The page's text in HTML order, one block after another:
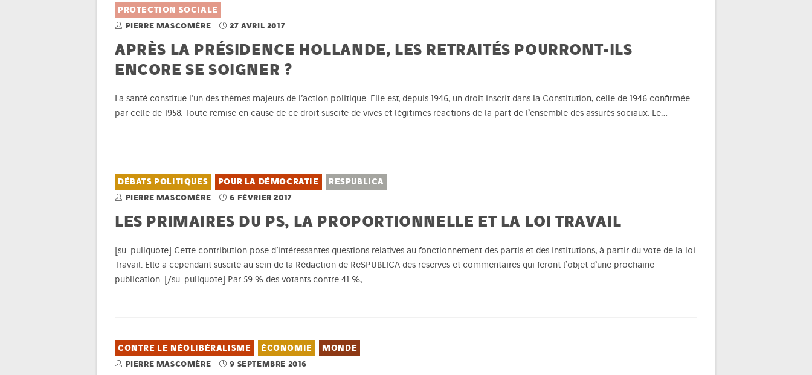
PROTECTION SOCIALE
PIERRE MASCOMÈRE 27 AVRIL 2017
APRÈS LA PRÉSIDENCE HOLLANDE, LES RETRAITÉS POURRONT-ILS
ENCORE SE SOIGNER ?
La santé constitue l’un des thèmes majeurs de l’action politique. Elle est, depuis 1946, un droit inscrit dans la Constitution, celle de 1946 confirmée
par celle de 1958. Toute remise en cause de ce droit suscite de vives et légitimes réactions de la part de l’ensemble des assurés sociaux. Le…
DÉBATS POLITIQUES POUR LA DÉMOCRATIE RESPUBLICA
PIERRE MASCOMÈRE 6 FÉVRIER 2017
LES PRIMAIRES DU PS, LA PROPORTIONNELLE ET LA LOI TRAVAIL
[su_pullquote] Cette contribution pose d’intéressantes questions relatives au fonctionnement des partis et des institutions, à partir du vote de la loi
Travail. Elle a cependant suscité au sein de la Rédaction de ReSPUBLICA des réserves et commentaires qui feront l’objet d’une prochaine
publication. [/su_pullquote] Par 59 % des votants contre 41 %,…
CONTRE LE NÉOLIBÉRALISME ÉCONOMIE MONDE
PIERRE MASCOMÈRE 9 SEPTEMBRE 2016